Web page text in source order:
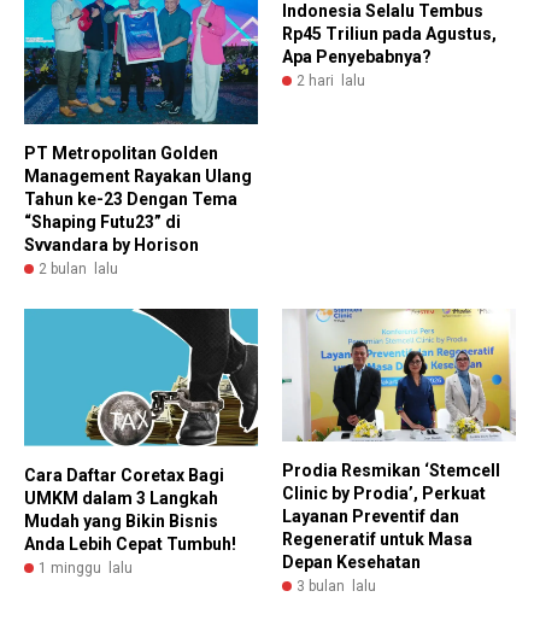
PT Metropolitan Golden
Management Rayakan Ulang
Tahun ke-23 Dengan Tema
“Shaping Futu23” di
Svvandara by Horison
2 bulan lalu
Indonesia Selalu Tembus
Rp45 Triliun pada Agustus,
Apa Penyebabnya?
2 hari lalu
Cara Daftar Coretax Bagi
UMKM dalam 3 Langkah
Mudah yang Bikin Bisnis
Anda Lebih Cepat Tumbuh!
1 minggu lalu
Prodia Resmikan ‘Stemcell
Clinic by Prodia’, Perkuat
Layanan Preventif dan
Regeneratif untuk Masa
Depan Kesehatan
3 bulan lalu